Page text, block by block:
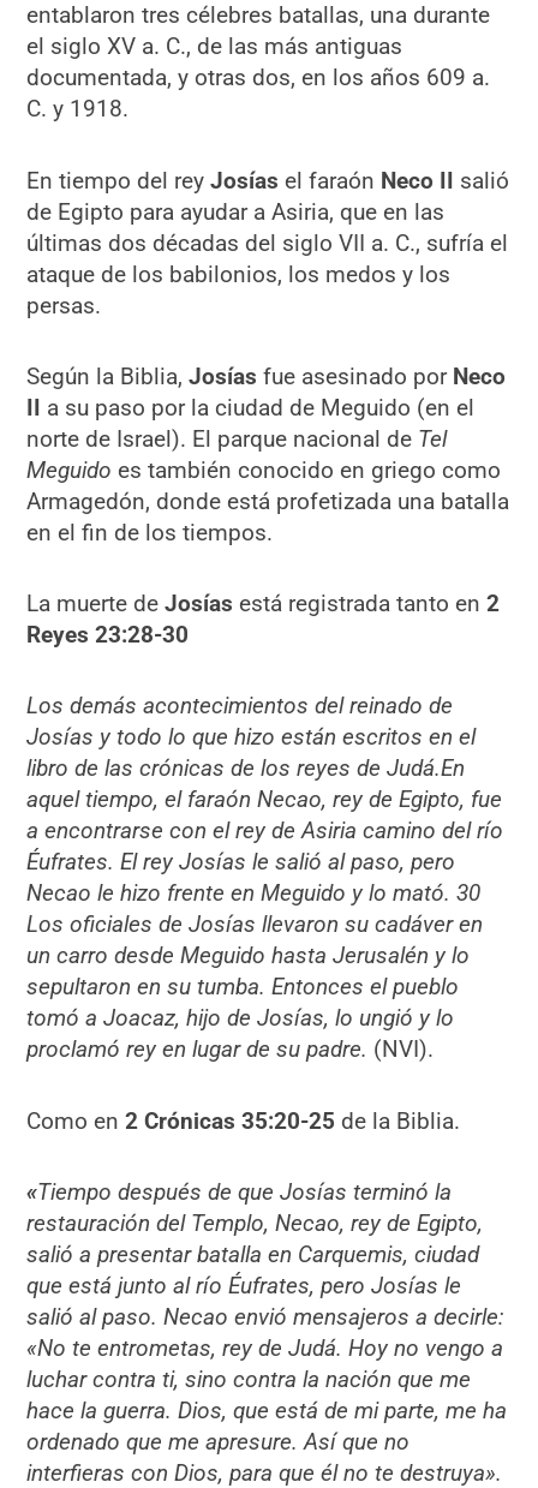
entablaron tres célebres batallas, una durante
el siglo XV a. C., de las más antiguas
documentada, y otras dos, en los años 609 a.
C. y 1918.
En tiempo del reyJosías el faraón Neco II salió
de Egipto para ayudar a Asiria, que en las
últimas dos décadas del siglo VII a. C., sufría el
ataque de los babilonios, los medos y los
persas.
Según la Biblia,Josíasfue asesinado por Neco
II a su paso por la ciudad de Meguido (en el
norte de Israel). El parque nacional de Tel
Meguido es también conocido en griego como
Armagedón, donde está profetizada una batalla
en el fin de los tiempos.
La muerte deJosías está registrada tanto en2
Reyes 23:28-30
Los demás acontecimientos del reinado de
Josías y todo lo que hizo están escritos en el
libro de las crónicas de los reyes de Judá.En
aquel tiempo, el faraón Necao, rey de Egipto, fue
a encontrarse con el rey de Asiria camino del río
Éufrates. El rey Josías le salió al paso, pero
Necao le hizo frente en Meguido y lo mató. 30
Los oficiales de Josías llevaron su cadáver en
un carro desde Meguido hasta Jerusalén y lo
sepultaron en su tumba. Entonces el pueblo
tomó a Joacaz, hijo de Josías, lo ungió y lo
proclamó rey en lugar de su padre. (NVI).
Como en2 Crónicas 35:20-25 de la Biblia.
«Tiempo después de que Josías terminó la
restauración del Templo, Necao, rey de Egipto,
salió a presentar batalla en Carquemis, ciudad
que está junto al río Éufrates, pero Josías le
salió al paso. Necao envió mensajeros a decirle:
«No te entrometas, rey de Judá. Hoy no vengo a
luchar contra ti, sino contra la nación que me
hace la guerra. Dios, que está de mi parte, me ha
ordenado que me apresure. Así que no
interfieras con Dios, para que él no te destruya».